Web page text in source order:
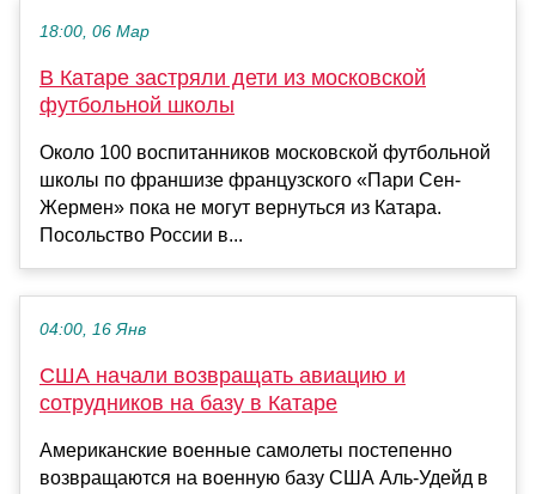
18:00, 06 Мар
В Катаре застряли дети из московской
футбольной школы
Около 100 воспитанников московской футбольной
школы по франшизе французского «Пари Сен-
Жермен» пока не могут вернуться из Катара.
Посольство России в...
04:00, 16 Янв
США начали возвращать авиацию и
сотрудников на базу в Катаре
Американские военные самолеты постепенно
возвращаются на военную базу США Аль-Удейд в